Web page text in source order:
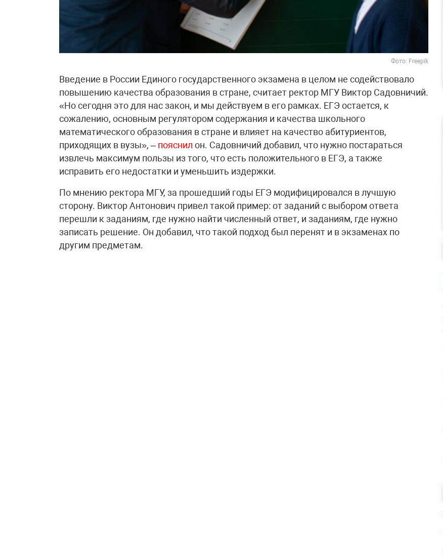
Фото: Freepik
Введение в России Единого государственного экзамена в целом не содействовало
повышению качества образования в стране, считает ректор МГУ Виктор Садовничий.
«Но сегодня это для нас закон, и мы действуем в его рамках. ЕГЭ остается, к
сожалению, основным регулятором содержания и качества школьного
математического образования в стране и влияет на качество абитуриентов,
приходящих в вузы», – пояснил он. Садовничий добавил, что нужно постараться
извлечь максимум пользы из того, что есть положительного в ЕГЭ, а также
исправить его недостатки и уменьшить издержки.
По мнению ректора МГУ, за прошедший годы ЕГЭ модифицировался в лучшую
сторону. Виктор Антонович привел такой пример: от заданий с выбором ответа
перешли к заданиям, где нужно найти численный ответ, и заданиям, где нужно
записать решение. Он добавил, что такой подход был перенят и в экзаменах по
другим предметам.